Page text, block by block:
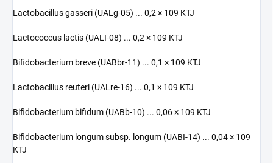
Lactobacillus gasseri (UALg-05) ... 0,2 × 109 KTJ
Lactococcus lactis (UALI-08) ... 0,2 × 109 KTJ
Bifidobacterium breve (UABbr-11) ... 0,1 × 109 KTJ
Lactobacillus reuteri (UALre-16) ... 0,1 × 109 KTJ
Bifidobacterium bifidum (UABb-10) ... 0,06 × 109 KTJ
Bifidobacterium longum subsp. longum (UABI-14) ... 0,04 × 109
KTJ